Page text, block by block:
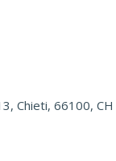
Chieti, 66100, CH